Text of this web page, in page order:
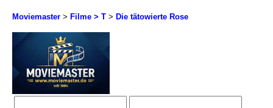
Moviemaster > Filme > T > Die tätowierte Rose